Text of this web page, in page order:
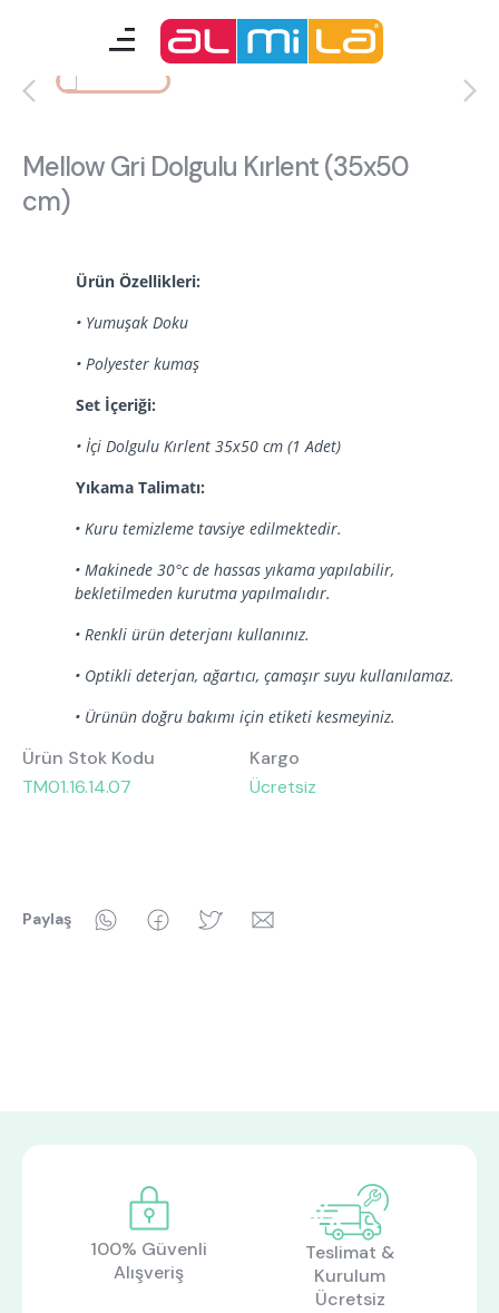
çocuk/bebek odası
tamamlayıcılar
Almila Blog
Almila Life Concept
Kurulum & Teslimat
İnsan Kaynakları
İş Ortaklığı
Öneriler
444 8 543
Mellow Gri Dolgulu Kırlent (35x50
cm)
Ürün Özellikleri:
• Yumuşak Doku
• Polyester kumaş
Set İçeriği:
• İçi Dolgulu Kırlent 35x50 cm (1 Adet)
Yıkama Talimatı:
• Kuru temizleme tavsiye edilmektedir.
• Makinede 30°c de hassas yıkama yapılabilir,
bekletilmeden kurutma yapılmalıdır.
• Renkli ürün deterjanı kullanınız.
• Optikli deterjan, ağartıcı, çamaşır suyu kullanılamaz.
• Ürünün doğru bakımı için etiketi kesmeyiniz.
Ürün Stok Kodu
TM01.16.14.07
Kargo
Ücretsiz
Paylaş WhatsAppFacebookTwitter
100% Güvenli
Alışveriş
Teslimat &
Kurulum
Ücretsiz